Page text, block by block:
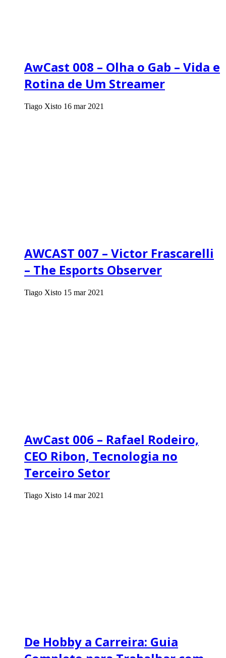
AwCast 008 – Olha o Gab – Vida e
Rotina de Um Streamer
Tiago Xisto 16 mar 2021
AWCAST 007 – Victor Frascarelli
– The Esports Observer
Tiago Xisto 15 mar 2021
AwCast 006 – Rafael Rodeiro,
CEO Ribon, Tecnologia no
Terceiro Setor
Tiago Xisto 14 mar 2021
De Hobby a Carreira: Guia